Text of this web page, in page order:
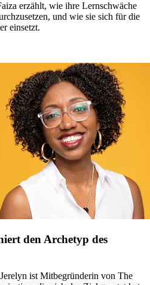
erzählt, wie ihre Lernschwäche
und wie sie sich für die
einsetzt.
den Archetyp des
ist Mitbegründerin von The